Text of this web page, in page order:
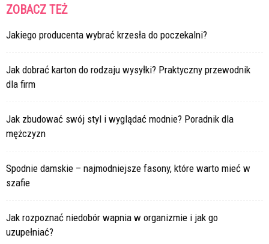
ZOBACZ TEŻ
Jakiego producenta wybrać krzesła do poczekalni?
Jak dobrać karton do rodzaju wysyłki? Praktyczny przewodnik
dla firm
Jak zbudować swój styl i wyglądać modnie? Poradnik dla
mężczyzn
Spodnie damskie – najmodniejsze fasony, które warto mieć w
szafie
Jak rozpoznać niedobór wapnia w organizmie i jak go
uzupełniać?